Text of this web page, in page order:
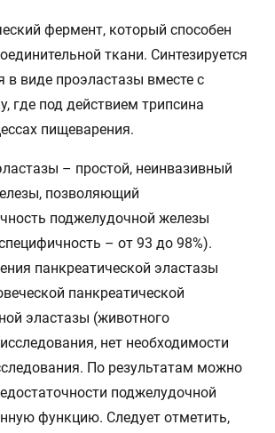
фермент, который способен
ткани. Синтезируется
в виде проэластазы вместе с
где под действием трипсина
пищеварения.
– простой, неинвазивный
позволяющий
поджелудочной железы
– от 93 до 98%).
панкреатической эластазы
панкреатической
эластазы (животного
нет необходимости
По результатам можно
поджелудочной
функцию. Следует отметить,